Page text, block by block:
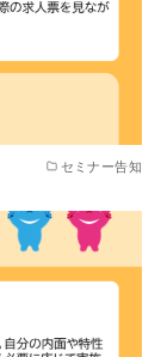
セミナー告知